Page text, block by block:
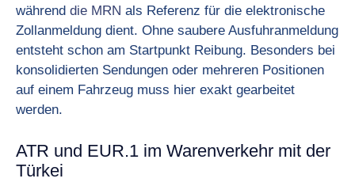
während die MRN als Referenz für die elektronische
Zollanmeldung dient. Ohne saubere Ausfuhranmeldung
entsteht schon am Startpunkt Reibung. Besonders bei
konsolidierten Sendungen oder mehreren Positionen
auf einem Fahrzeug muss hier exakt gearbeitet
werden.
ATR und EUR.1 im Warenverkehr mit der
Türkei